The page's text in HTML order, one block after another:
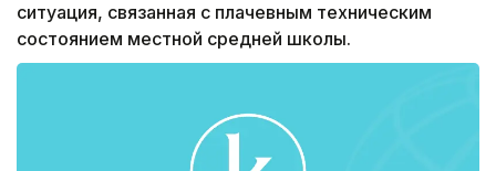
ситуация, связанная с плачевным техническим
состоянием местной средней школы.